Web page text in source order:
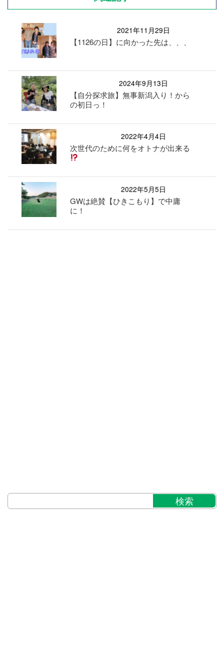
2021年11月29日
【1126の日】に向かった先は、、、
2024年9月13日
【自分探求旅】無事新潟入り！から
の初日っ！
2022年4月4日
次世代のために何をオトナが出来る
2022年5月5日
GWは絶賛【ひきこもり】で中庸
に！